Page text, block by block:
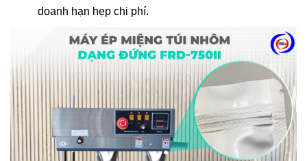
doanh hạn hẹp chi phí.